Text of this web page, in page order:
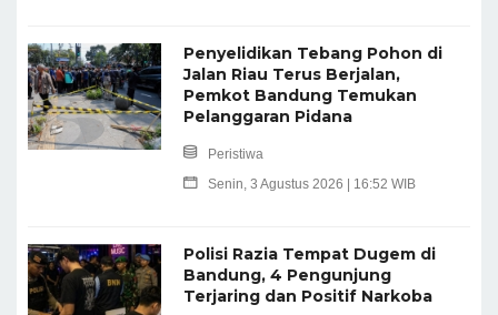
Penyelidikan Tebang Pohon di
Jalan Riau Terus Berjalan,
Pemkot Bandung Temukan
Pelanggaran Pidana
Peristiwa
Senin, 3 Agustus 2026 | 16:52 WIB
Polisi Razia Tempat Dugem di
Bandung, 4 Pengunjung
Terjaring dan Positif Narkoba